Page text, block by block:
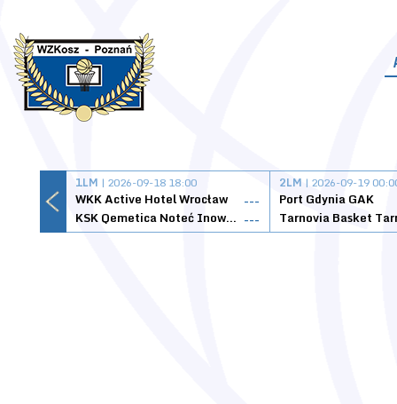
1LM | 2026-09-18 18:00
WKK Active Hotel Wrocław
---
KSK Qemetica Noteć Inowrocław ---
2LM | 2026-09-19
Port Gdynia GAK